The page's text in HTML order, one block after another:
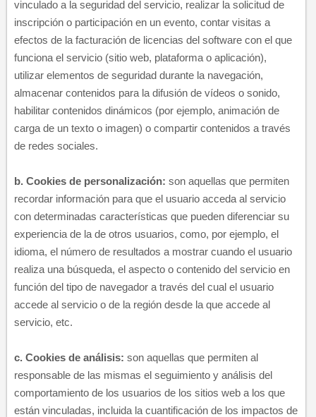
vinculado a la seguridad del servicio, realizar la solicitud de
inscripción o participación en un evento, contar visitas a
efectos de la facturación de licencias del software con el que
funciona el servicio (sitio web, plataforma o aplicación),
utilizar elementos de seguridad durante la navegación,
almacenar contenidos para la difusión de vídeos o sonido,
habilitar contenidos dinámicos (por ejemplo, animación de
carga de un texto o imagen) o compartir contenidos a través
de redes sociales.
b. Cookies de personalización: son aquellas que permiten
recordar información para que el usuario acceda al servicio
con determinadas características que pueden diferenciar su
experiencia de la de otros usuarios, como, por ejemplo, el
idioma, el número de resultados a mostrar cuando el usuario
realiza una búsqueda, el aspecto o contenido del servicio en
función del tipo de navegador a través del cual el usuario
accede al servicio o de la región desde la que accede al
servicio, etc.
c. Cookies de análisis: son aquellas que permiten al
responsable de las mismas el seguimiento y análisis del
comportamiento de los usuarios de los sitios web a los que
están vinculadas, incluida la cuantificación de los impactos de